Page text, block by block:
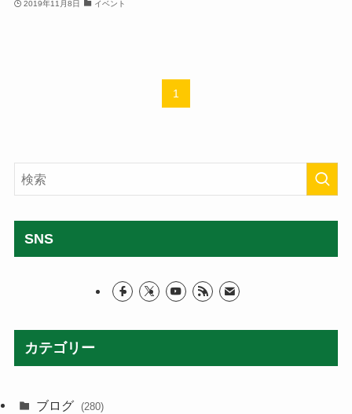
2019年11月8日 イベント
1
SNS
カテゴリー
ブログ (280)